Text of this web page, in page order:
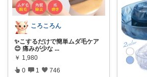
ころころん
✨こするだけで簡単ムダ毛ケア
😊 痛みが少な ...
￥ 1,980
0 1 746